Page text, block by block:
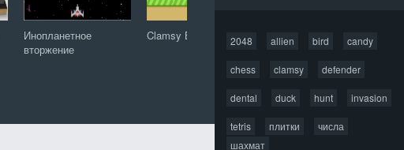
Инопланетное
вторжение
Clamsy Bird
Защитник зубов: Сага
о конфетной орде
2048 allien bird candy
chess clamsy defender
dental duck hunt invasion
tetris плитки
числа
шахмат